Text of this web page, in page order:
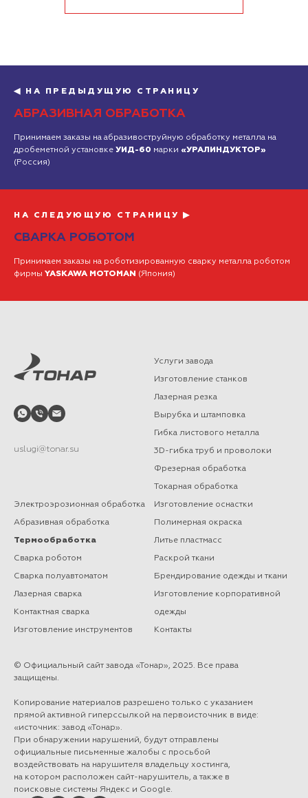
◀ НА ПРЕДЫДУЩУЮ СТРАНИЦУ
АБРАЗИВНАЯ ОБРАБОТКА
Принимаем заказы на абразивоструйную обработку металла на
дробеметной установке УИД-60 марки «УРАЛИНДУКТОР»
(Россия)
НА СЛЕДУЮЩУЮ СТРАНИЦУ ▶
СВАРКА РОБОТОМ
Принимаем заказы на роботизированную сварку металла роботом
фирмы YASKAWA MOTOMAN (Япония)
uslugi@tonar.su
Услуги завода
Изготовление станков
Лазерная резка
Вырубка и штамповка
Гибка листового металла
3D-гибка труб и проволоки
Фрезерная обработка
Токарная обработка
Электроэрозионная обработка
Абразивная обработка
Термообработка
Сварка роботом
Сварка полуавтоматом
Лазерная сварка
Контактная сварка
Изготовление инструментов
Изготовление оснастки
Полимерная окраска
Литье пластмасс
Раскрой ткани
Брендирование одежды и ткани
Изготовление корпоративной
одежды
Контакты
© Официальный сайт завода «Тонар», 2025. Все права
защищены.
Копирование материалов разрешено только с указанием
прямой активной гиперссылкой на первоисточник в виде:
«источник: завод «Тонар».
При обнаружении нарушений, будут отправлены
официальные письменные жалобы с просьбой
воздействовать на нарушителя владельцу хостинга,
на котором расположен сайт-нарушитель, а также в
поисковые системы Яндекс и Google.